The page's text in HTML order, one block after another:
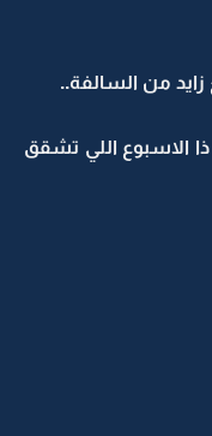
من السالفة..
الاسبوع اللي تشقق